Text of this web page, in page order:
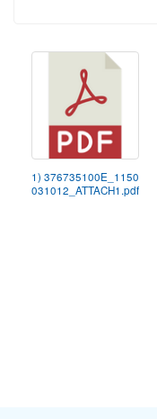
1) 376735100E_1150
031012_ATTACH1.pdf